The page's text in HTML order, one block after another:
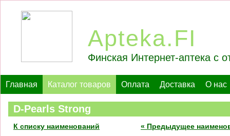
Apteka.FI
Финская Интернет-аптека с
Главная Каталог товаров Оплата Доставка О нас
D-Pearls Strong
« Предыдущее
К списку наименований